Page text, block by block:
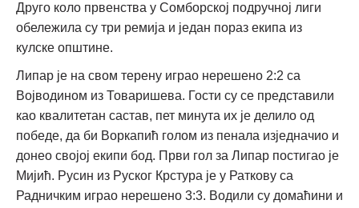
Друго коло првенства у Сомборској подручној лиги
обележила су три ремија и један пораз екипа из
кулске општине.
Липар је на свом терену играо нерешено 2:2 са
Војводином из Товаришева. Гости су се представили
као квалитетан састав, пет минута их је делило од
победе, да би Воркапић голом из пенала изједначио и
донео својој екипи бод. Први гол за Липар постигао је
Мијић. Русин из Руског Крстура је у Раткову са
Радничким играо нерешено 3:3. Водили су домаћини и